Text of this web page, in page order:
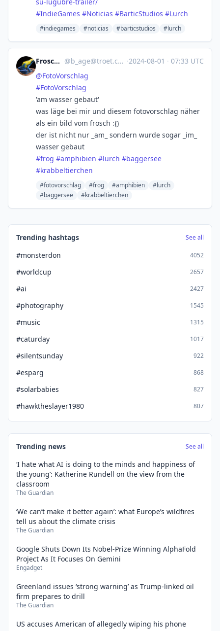
#IndieGames #Noticias #BarticStudios #Lurch
#indiegames #noticias #barticstudios #lurch
Frosch B @b_age@troet.cafe ·2024-08-01 · 07:33 UTC
@FotoVorschlag
#FotoVorschlag
'am wasser gebaut'
was läge bei mir und diesem fotovorschlag näher
als ein bild vom frosch :{)
der ist nicht nur _am_ sondern wurde sogar _im_
wasser gebaut
#frog #amphibien #lurch #baggersee
#krabbeltierchen
#fotovorschlag #frog #amphibien
#lurch
#baggersee
#krabbeltierchen
Trending hashtags See all
#monsterdon 4052
#worldcup 2657
#ai 2427
#photography 1545
#music 1315
#caturday 1017
#silentsunday 922
#esparg 868
#solarbabies 827
#hawktheslayer1980 807
Trending news See all
‘I hate what AI is doing to the minds and happiness of
the young’: Katherine Rundell on the view from the
classroom
The Guardian
‘We can’t make it better again’: what Europe’s wildfires
tell us about the climate crisis
The Guardian
Google Shuts Down Its Nobel-Prize Winning AlphaFold
Project As It Focuses On Gemini
Engadget
Greenland issues ‘strong warning’ as Trump-linked oil
firm prepares to drill
The Guardian
US accuses American of allegedly wiping his phone